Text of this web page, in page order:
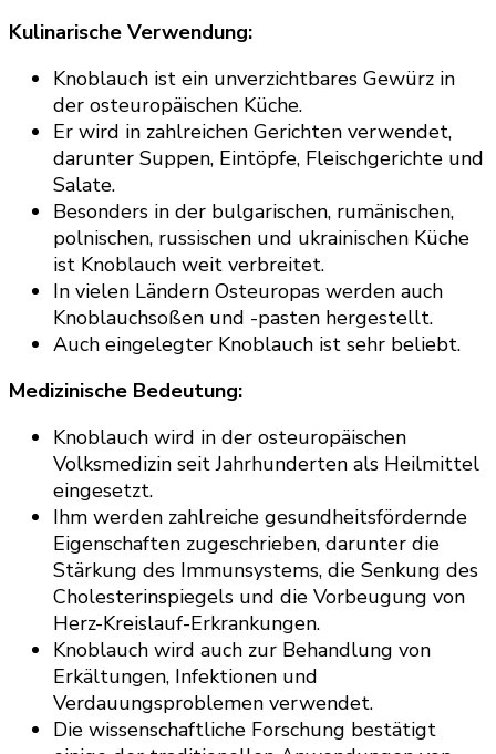
Kulinarische Verwendung:
Knoblauch ist ein unverzichtbares Gewürz in
der osteuropäischen Küche.
Er wird in zahlreichen Gerichten verwendet,
darunter Suppen, Eintöpfe, Fleischgerichte und
Salate.
Besonders in der bulgarischen, rumänischen,
polnischen, russischen und ukrainischen Küche
ist Knoblauch weit verbreitet.
In vielen Ländern Osteuropas werden auch
Knoblauchsoßen und -pasten hergestellt.
Auch eingelegter Knoblauch ist sehr beliebt.
Medizinische Bedeutung:
Knoblauch wird in der osteuropäischen
Volksmedizin seit Jahrhunderten als Heilmittel
eingesetzt.
Ihm werden zahlreiche gesundheitsfördernde
Eigenschaften zugeschrieben, darunter die
Stärkung des Immunsystems, die Senkung des
Cholesterinspiegels und die Vorbeugung von
Herz-Kreislauf-Erkrankungen.
Knoblauch wird auch zur Behandlung von
Erkältungen, Infektionen und
Verdauungsproblemen verwendet.
Die wissenschaftliche Forschung bestätigt